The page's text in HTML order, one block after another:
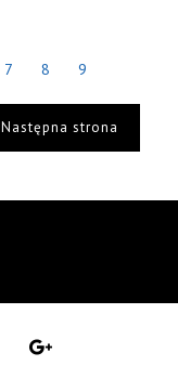
7 8 9
Następna strona